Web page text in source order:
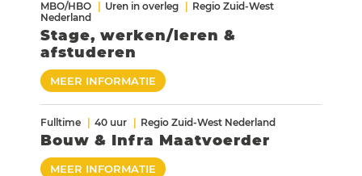
MBO/HBO Uren in overleg
Regio Zuid-West
Nederland
Stage, werken/leren &
afstuderen
MEER INFORMATIE
Fulltime 40 uur Regio Zuid-West Nederland
Bouw & Infra Maatvoerder
MEER INFORMATIE